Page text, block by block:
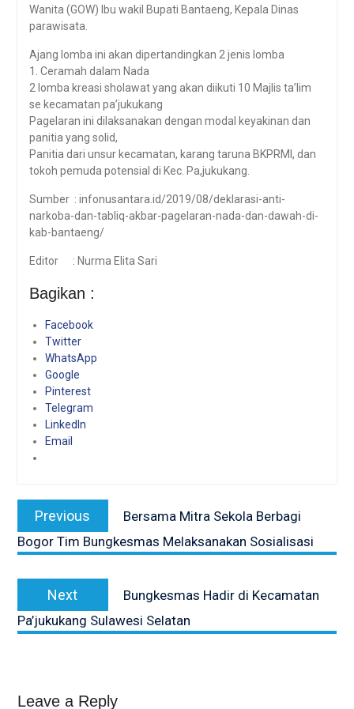
Wanita (GOW) Ibu wakil Bupati Bantaeng, Kepala Dinas
parawisata.
Ajang lomba ini akan dipertandingkan 2 jenis lomba
1. Ceramah dalam Nada
2 lomba kreasi sholawat yang akan diikuti 10 Majlis ta’lim
se kecamatan pa’jukukang
Pagelaran ini dilaksanakan dengan modal keyakinan dan
panitia yang solid,
Panitia dari unsur kecamatan, karang taruna BKPRMI, dan
tokoh pemuda potensial di Kec. Pa,jukukang.
Sumber : infonusantara.id/2019/08/deklarasi-anti-
narkoba-dan-tabliq-akbar-pagelaran-nada-dan-dawah-di-
kab-bantaeng/
Editor : Nurma Elita Sari
Bagikan :
Facebook
Twitter
WhatsApp
Google
Pinterest
Telegram
LinkedIn
Email
Post
navigation
Previous
Previous
post:
Bersama Mitra Sekola Berbagi
Bogor Tim Bungkesmas Melaksanakan Sosialisasi
Next
Next
post:
Bungkesmas Hadir di Kecamatan
Pa’jukukang Sulawesi Selatan
Leave a Reply